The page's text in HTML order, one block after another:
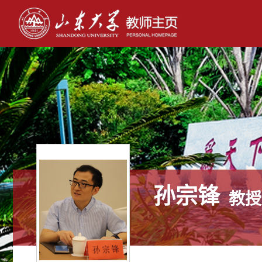
孙宗锋 教授